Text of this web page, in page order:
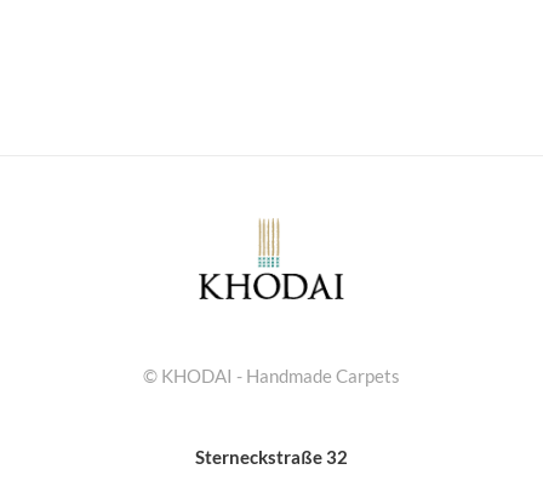
© KHODAI - Handmade Carpets
Sterneckstraße 32